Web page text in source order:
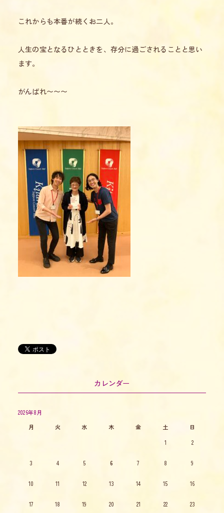
これからも本番が続くお二人。
人生の宝となるひとときを、存分に過ごされることと思い
ます。
がんばれ〜〜〜
カレンダー
2026年8月
月
火 水 木 金 土
日
1
2
3 4 5 6 7 8 9
10 11 12 13 14 15 16
17 18 19 20 21 22 23